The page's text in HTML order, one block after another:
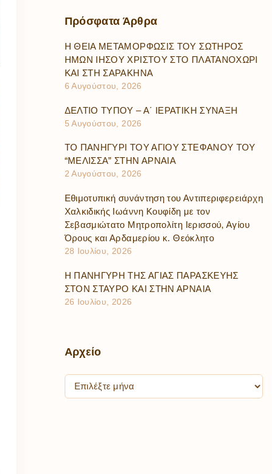
Πρόσφατα Άρθρα
Η ΘΕΙΑ ΜΕΤΑΜΟΡΦΩΣΙΣ ΤΟΥ ΣΩΤΗΡΟΣ
ΗΜΩΝ ΙΗΣΟΥ ΧΡΙΣΤΟΥ ΣΤΟ ΠΛΑΤΑΝΟΧΩΡΙ
ΚΑΙ ΣΤΗ ΣΑΡΑΚΗΝΑ
6 Αυγούστου, 2026
ΔΕΛΤΙΟ ΤΥΠΟΥ – Α΄ ΙΕΡΑΤΙΚΗ ΣΥΝΑΞΗ
5 Αυγούστου, 2026
ΤΟ ΠΑΝΗΓΥΡΙ ΤΟΥ ΑΓΙΟΥ ΣΤΕΦΑΝΟΥ ΤΟΥ
“ΜΕΛΙΣΣΑ” ΣΤΗΝ ΑΡΝΑΙΑ
2 Αυγούστου, 2026
Εθιμοτυπική συνάντηση του Αντιπεριφερειάρχη
Χαλκιδικής Ιωάννη Κουφίδη με τον
Σεβασμιώτατο Μητροπολίτη Ιερισσού, Αγίου
Όρους και Αρδαμερίου κ. Θεόκλητο
28 Ιουλίου, 2026
Η ΠΑΝΗΓΥΡΗ ΤΗΣ ΑΓΙΑΣ ΠΑΡΑΣΚΕΥΗΣ
ΣΤΟΝ ΣΤΑΥΡΟ ΚΑΙ ΣΤΗΝ ΑΡΝΑΙΑ
26 Ιουλίου, 2026
Αρχείο